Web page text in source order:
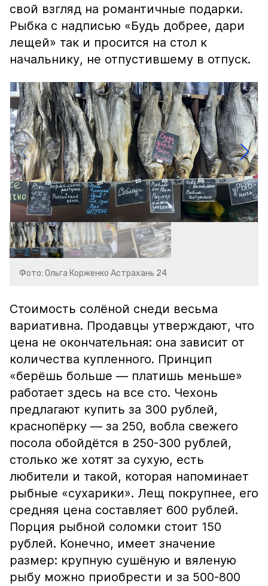
свой взгляд на романтичные подарки.
Рыбка с надписью «Будь добрее, дари
лещей» так и просится на стол к
начальнику, не отпустившему в отпуск.
Фото: Ольга Корженко Астрахань 24
Стоимость солёной снеди весьма
вариативна. Продавцы утверждают, что
цена не окончательная: она зависит от
количества купленного. Принцип
«берёшь больше — платишь меньше»
работает здесь на все сто. Чехонь
предлагают купить за 300 рублей,
краснопёрку — за 250, вобла свежего
посола обойдётся в 250-300 рублей,
столько же хотят за сухую, есть
любители и такой, которая напоминает
рыбные «сухарики». Лещ покрупнее, его
средняя цена составляет 600 рублей.
Порция рыбной соломки стоит 150
рублей. Конечно, имеет значение
размер: крупную сушёную и вяленую
рыбу можно приобрести и за 500-800